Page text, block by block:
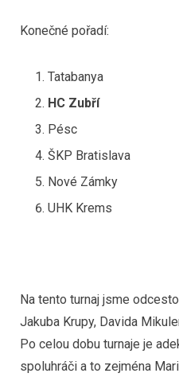
Konečné pořadí:
Tatabanya
HC Zubří
Pésc
ŠKP Bratislava
Nové Zámky
UHK Krems
Na tento turnaj jsme
Jakuba Krupy, Davida
Po celou dobu turnaje je
spoluhráči a to zejména